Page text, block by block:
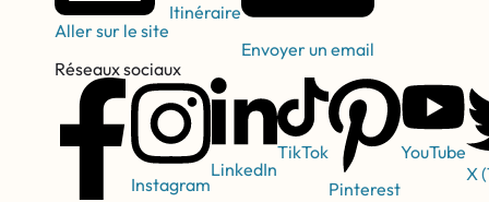
Aller sur le site
Itinéraire
Envoyer un email
Réseaux sociaux
Instagram
LinkedIn
TikTok
Pinterest
YouTube
X